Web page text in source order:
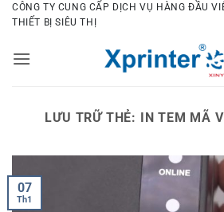
Bỏ
qua
dung
CÔNG TY CUNG CẤP DỊCH VỤ HÀNG ĐẦU
THIẾT BỊ SIÊU THỊ
LƯU TRỮ THẺ: IN TEM MÃ
07
Th1